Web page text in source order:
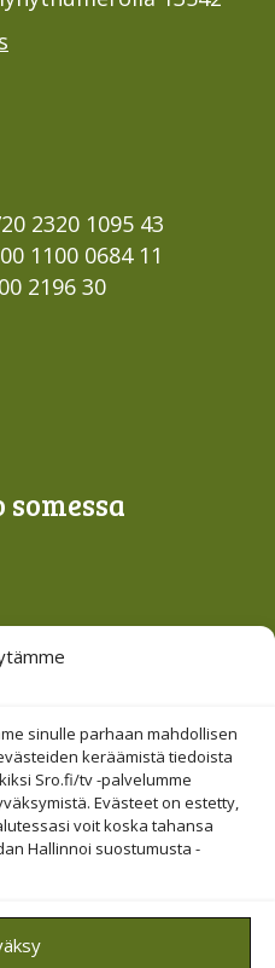
sinulle parhaan mahdollisen
keräämistä tiedoista
Sro.fi/tv -palvelumme
Evästeet on estetty,
voit koska tahansa
Hallinnoi suostumusta -
2320 1095 43
1100 0684 11
2196 30
Säätiö